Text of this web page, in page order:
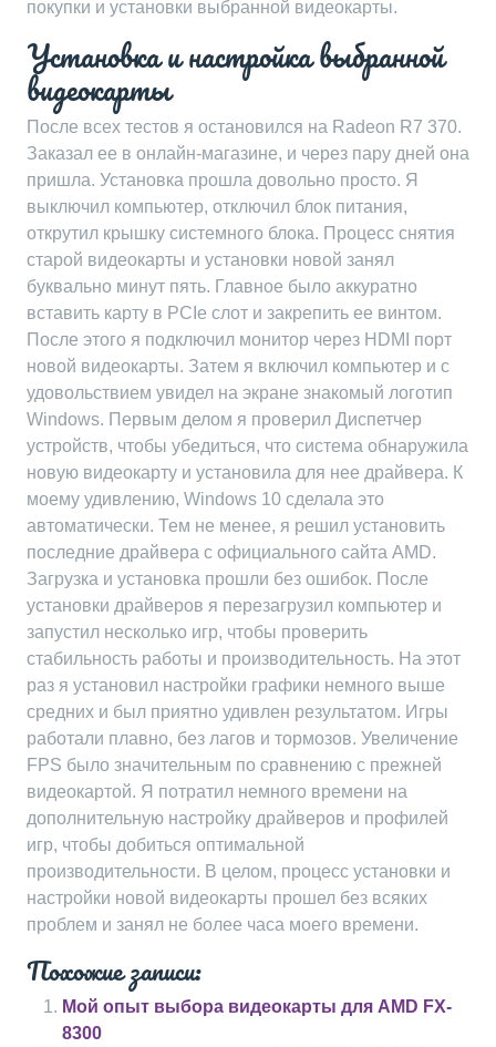
покупки и установки выбранной видеокарты.
Установка и настройка выбранной
видеокарты
После всех тестов я остановился на Radeon R7 370.
Заказал ее в онлайн-магазине, и через пару дней она
пришла. Установка прошла довольно просто. Я
выключил компьютер, отключил блок питания,
открутил крышку системного блока. Процесс снятия
старой видеокарты и установки новой занял
буквально минут пять. Главное было аккуратно
вставить карту в PCIe слот и закрепить ее винтом.
После этого я подключил монитор через HDMI порт
новой видеокарты. Затем я включил компьютер и с
удовольствием увидел на экране знакомый логотип
Windows. Первым делом я проверил Диспетчер
устройств, чтобы убедиться, что система обнаружила
новую видеокарту и установила для нее драйвера. К
моему удивлению, Windows 10 сделала это
автоматически. Тем не менее, я решил установить
последние драйвера с официального сайта AMD.
Загрузка и установка прошли без ошибок. После
установки драйверов я перезагрузил компьютер и
запустил несколько игр, чтобы проверить
стабильность работы и производительность. На этот
раз я установил настройки графики немного выше
средних и был приятно удивлен результатом. Игры
работали плавно, без лагов и тормозов. Увеличение
FPS было значительным по сравнению с прежней
видеокартой. Я потратил немного времени на
дополнительную настройку драйверов и профилей
игр, чтобы добиться оптимальной
производительности. В целом, процесс установки и
настройки новой видеокарты прошел без всяких
проблем и занял не более часа моего времени.
Похожие записи:
Мой опыт выбора видеокарты для AMD FX-
8300